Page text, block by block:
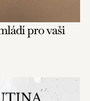
pro vaši